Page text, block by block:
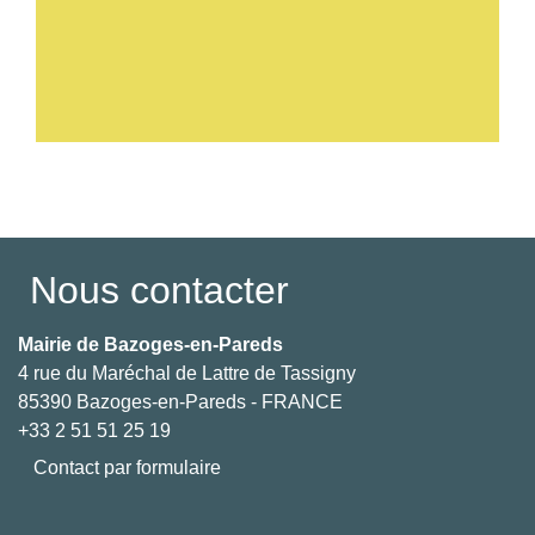
Nous contacter
Mairie de Bazoges-en-Pareds
4 rue du Maréchal de Lattre de Tassigny
85390 Bazoges-en-Pareds - FRANCE
+33 2 51 51 25 19
Contact par formulaire